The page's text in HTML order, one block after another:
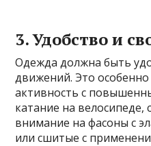
3. Удобство и
Одежда должна быть
движений. Это
активность с
катание на велосипеде,
внимание на фасоны с
или сшитые с